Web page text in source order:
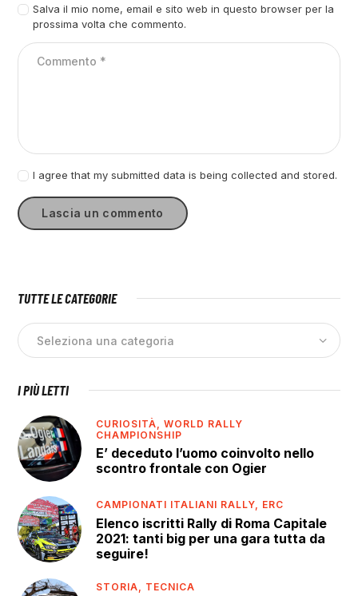
Salva il mio nome, email e sito web in questo browser per la
prossima volta che commento.
I agree that my submitted data is being collected and stored.
TUTTE LE CATEGORIE
I PIÙ LETTI
CURIOSITÀ,WORLD RALLY
CHAMPIONSHIP
E’ deceduto l’uomo coinvolto nello
scontro frontale con Ogier
CAMPIONATI ITALIANI RALLY, ERC
Elenco iscritti Rally di Roma Capitale
2021: tanti big per una gara tutta da
seguire!
STORIA, TECNICA